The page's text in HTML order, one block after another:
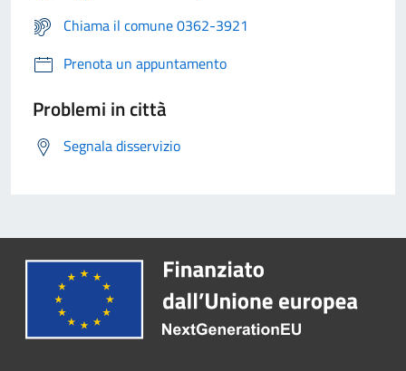
Chiama il comune 0362-3921
Prenota un appuntamento
Problemi in città
Segnala disservizio